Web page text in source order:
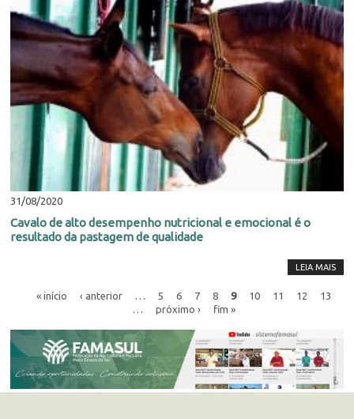
31/08/2020
Cavalo de alto desempenho nutricional e emocional é o
resultado da pastagem de qualidade
LEIA MAIS
« início ‹ anterior 5 6 7 8 9 10 11 12
13
próximo › fim »